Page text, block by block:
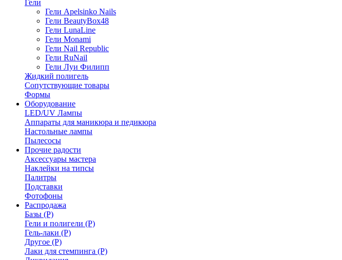
Гели
Гели Apelsinko Nails
Гели BeautyBox48
Гели LunaLine
Гели Monami
Гели Nail Republic
Гели RuNail
Гели Луи Филипп
Жидкий полигель
Сопутствующие товары
Формы
Оборудование
LED/UV Лампы
Аппараты для маникюра и педикюра
Настольные лампы
Пылесосы
Прочие радости
Аксессуары мастера
Наклейки на типсы
Палитры
Подставки
Фотофоны
Распродажа
Базы (Р)
Гели и полигели (Р)
Гель-лаки (Р)
Другое (Р)
Лаки для стемпинга (Р)